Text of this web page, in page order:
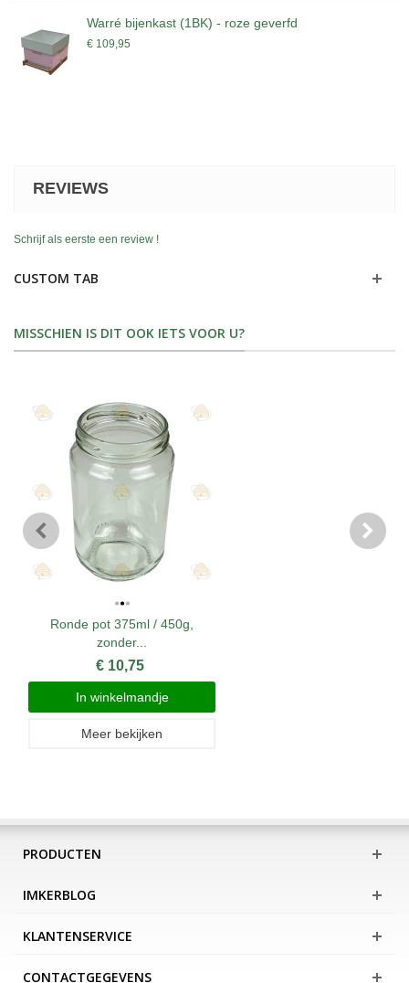
Warré bijenkast (1BK) - roze geverfd
€ 109,95
REVIEWS
Schrijf als eerste een review !
CUSTOM TAB
MISSCHIEN IS DIT OOK IETS VOOR U?
Ronde pot 375ml / 450g,
zonder...
€ 10,75
In winkelmandje
Meer bekijken
PRODUCTEN
IMKERBLOG
KLANTENSERVICE
CONTACTGEGEVENS